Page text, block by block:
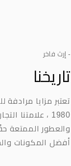
- إرث فاخر
تاريخنا
1980 ، علامتنا
والعطور الممتعة
أفضل المكونات